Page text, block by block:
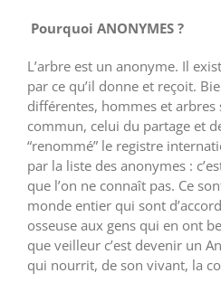
Pourquoi ANONYMES ?
L’arbre est un anonyme. Il
par ce qu’il donne et reçoit.
différentes, hommes et arbres
commun, celui du partage et
“renommé” le registre
par la liste des anonymes :
que l’on ne connaît pas. Ce
monde entier qui sont
osseuse aux gens qui en ont
que veilleur c’est devenir un
qui nourrit, de son vivant, la